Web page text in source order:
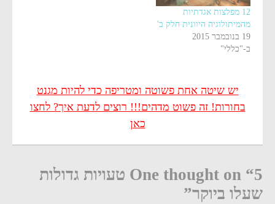
12 מפלצות אגדתיות
מהמיתולוגיה היוונית חלק ב'
19 בנובמבר 2015
ב-"כללי"
יש שיטה אחת פשוטה ומטריפה כדי להיות מגנט
בחורות! זה פשוט מדהים!!! רוצים לדעת איך? לחצו
כאן
One thought on “5 טעויות גדולות
שעלו ביוקר”